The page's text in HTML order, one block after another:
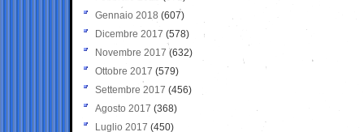
Gennaio 2018 (607)
Dicembre 2017 (578)
Novembre 2017 (632)
Ottobre 2017 (579)
Settembre 2017 (456)
Agosto 2017 (368)
Luglio 2017 (450)